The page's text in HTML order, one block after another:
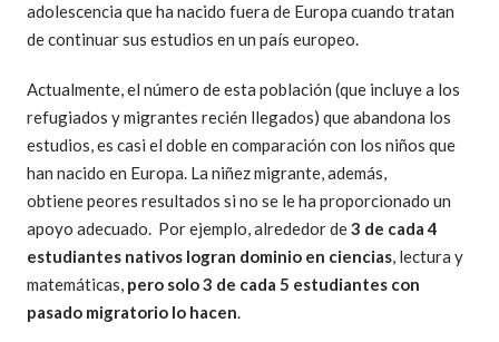
adolescencia que ha nacido fuera de Europa cuando tratan
de continuar sus estudios en un país europeo.
Actualmente, el número de esta población (que incluye a los
refugiados y migrantes recién llegados) que abandona los
estudios, es casi el doble en comparación con los niños que
han nacido en Europa. La niñez migrante, además,
obtiene peores resultados si no se le ha proporcionado un
apoyo adecuado. Por ejemplo, alrededor de3 de cada 4
estudiantes nativos logran dominio en ciencias, lectura y
matemáticas, pero solo 3 de cada 5 estudiantes con
pasado migratorio lo hacen.